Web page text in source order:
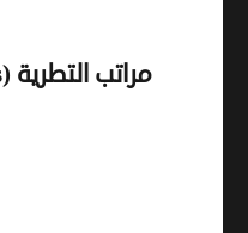
مراتب التطرية (Toppers) من مصانع ماس للمراتب